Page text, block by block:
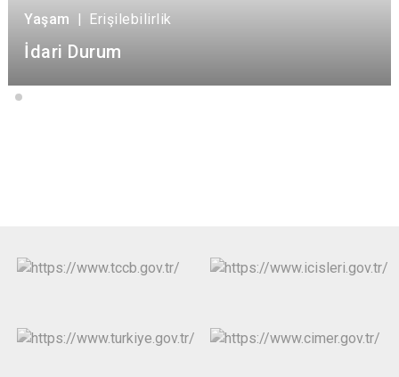
Yaşam | Erişilebilirlik
İdari Durum